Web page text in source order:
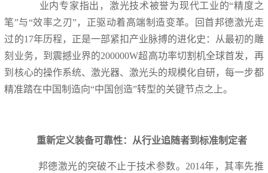
业内专家指出，激光技术被誉为现代工业的“精度之
笔”与“效率之刃”，正驱动着高端制造变革。回首邦德激光走
过的17年历程，正是一部紧扣产业脉搏的进化史：从最初的雕
刻业务，到震撼业界的200000W超高功率切割机全球首发，再
到核心的操作系统、激光器、激光头的规模化自研，每一步都
精准踏在中国制造向“中国创造”转型的关键节点之上。
重新定义装备可靠性：从行业追随者到标准制定者
邦德激光的突破不止于技术参数。2014年，其率先推